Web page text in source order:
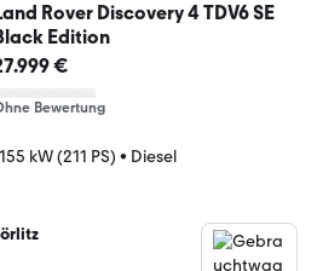
Rover Discovery 4 TDV6 SE
Edition
€
Bewertung
155 kW (211 PS) • Diesel